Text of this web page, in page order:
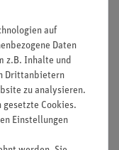
Platinblech,
auf
Daten
z.B. Inhalte und
Drittanbietern
zu analysieren.
Cookies.
Einstellungen